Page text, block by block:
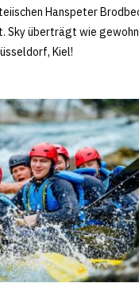
Hanspeter
Sky überträgt wie
Kiel!